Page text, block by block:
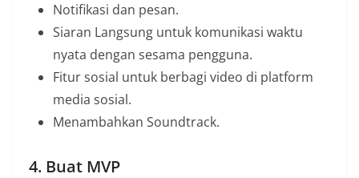
Notifikasi dan pesan.
Siaran Langsung untuk komunikasi waktu
nyata dengan sesama pengguna.
Fitur sosial untuk berbagi video di platform
media sosial.
Menambahkan Soundtrack.
4. Buat MVP